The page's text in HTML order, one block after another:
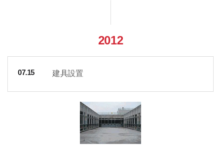
2012
07.15 建具設置